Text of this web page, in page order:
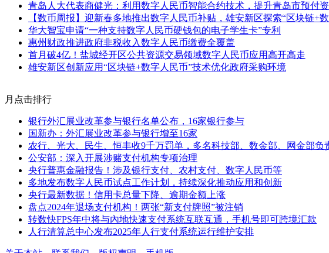
青岛人大代表商健光：利用数字人民币智能合约技术，提升青岛市预付
【数币周报】迎新春多地推出数字人民币补贴，雄安新区探索“区块链+
华大智宝申请“一种支持数字人民币硬钱包的电子学生卡”专利
惠州财政推进政府非税收入数字人民币缴费全覆盖
首月破4亿！盐城经开区公共资源交易领域数字人民币应用高开高走
雄安新区创新应用“区块链+数字人民币”技术优化政府采购环境
月点击排行
银行外汇展业改革参与银行名单公布，16家银行参与
国新办：外汇展业改革参与银行增至16家
农行、光大、民生、恒丰收9千万罚单，多名科技部、数金部、网金部负
公安部：深入开展涉赌支付机构专项治理
央行普惠金融报告！涉及银行支付、农村支付、数字人民币等
多地发布数字人民币试点工作计划，持续深化推动应用和创新
央行最新数据！信用卡总量下降、逾期金额上涨
盘点2024年退场支付机构！两张“新支付牌照”被注销
转数快FPS年中将与內地快速支付系统互联互通，手机号即可跨境汇款
人行清算总中心发布2025年人行支付系统运行维护安排